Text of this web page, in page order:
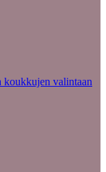
koukkujen valintaan